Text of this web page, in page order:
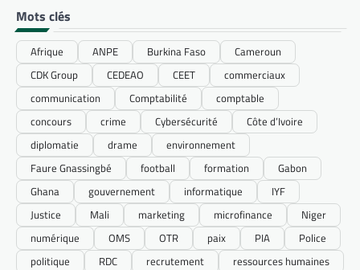
Mots clés
Afrique ANPE Burkina Faso
Cameroun
CDK Group
CEDEAO CEET
commerciaux
communication
Comptabilité
comptable
concours
crime Cybersécurité
Côte d’Ivoire
diplomatie
drame
environnement
Faure Gnassingbé
football formation
Gabon
Ghana
gouvernement informatique
IYF
Justice
Mali marketing microfinance
Niger
numérique
OMS OTR paix PIA
Police
politique
RDC recrutement
ressources humaines